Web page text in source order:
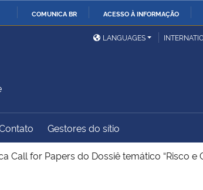
COMUNICA BR ACESSO À INFORMAÇÃO
Defesa
Ministério das Relações
Exteriores
Regional
Controladoria-Geral da
União
LANGUAGES
Gestores do sítio
Call for Papers do Dossiê temático “Risco